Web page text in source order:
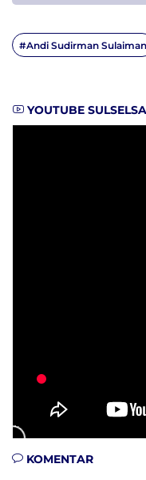
#Andi Sudirman Sulaiman
YOUTUBE
KOMENTAR